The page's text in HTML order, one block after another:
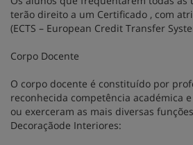
terão direito a um Certificado , com
(ECTS – European Credit Transfer
Corpo Docente
O corpo docente é constituído por
reconhecida competência académica
ou exerceram as mais diversas
Decoraçãode Interiores: